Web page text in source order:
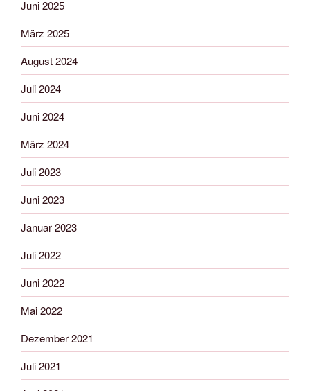
Juni 2025
März 2025
August 2024
Juli 2024
Juni 2024
März 2024
Juli 2023
Juni 2023
Januar 2023
Juli 2022
Juni 2022
Mai 2022
Dezember 2021
Juli 2021